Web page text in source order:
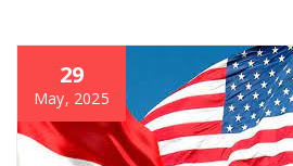
29
May, 2025